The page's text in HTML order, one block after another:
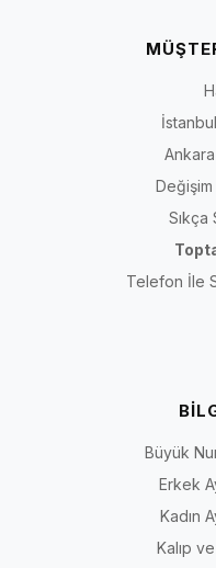
Değişim
Sıkça
Telefon İle
Büyük
Erkek
Kadın
Kalıp